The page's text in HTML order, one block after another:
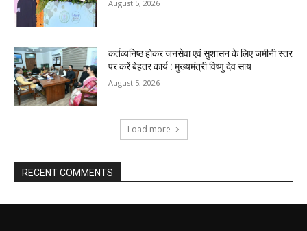
August 5, 2026
कर्तव्यनिष्ठ होकर जनसेवा एवं सुशासन के लिए जमीनी स्तर
पर करें बेहतर कार्य : मुख्यमंत्री विष्णु देव साय
August 5, 2026
Load more
RECENT COMMENTS